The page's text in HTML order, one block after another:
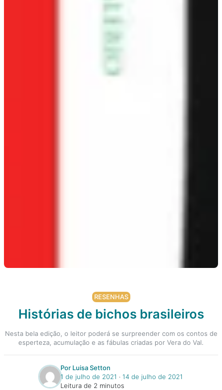
RESENHAS
Histórias de bichos brasileiros
Nesta bela edição, o leitor poderá se surpreender com os contos de
esperteza, acumulação e as fábulas criadas por Vera do Val.
Por Luisa Setton
1 de julho de 2021 ‧ 14 de julho de 2021
Leitura de 2 minutos